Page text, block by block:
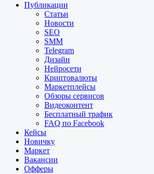
Публикации
Статьи
Новости
SEO
SMM
Telegram
Дизайн
Нейросети
Криптовалюты
Маркетплейсы
Обзоры сервисов
Видеоконтент
Бесплатный трафик
FAQ по Facebook
Кейсы
Новичку
Маркет
Вакансии
Офферы